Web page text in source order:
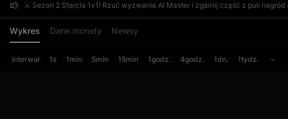
⚔️ Sezon 2 Starcia 1v1! Rzuć wyzwanie AI Master i zgarnij część z puli
Wykres Dane monety Newsy
Interwał 1s 1min 5min 15min 1godz. 4godz. 1dn. 1tydz.